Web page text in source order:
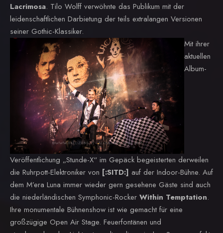
Lacrimosa. Tilo Wolff verwöhnte das Publikum mit der
leidenschaftlichen Darbietung der teils extralangen Versionen
seiner Gothic-Klassiker.
Mit ihrer
aktuellen
Album-
Veröffentlichung „Stunde-X“ im Gepäck begeisterten derweilen
die Ruhrpott-Elektroniker von [:SITD:] auf der Indoor-Bühne. Auf
dem M’era Luna immer wieder gern gesehene Gäste sind auch
die niederländischen Symphonic-Rocker Within Temptation.
Ihre monumentale Bühnenshow ist wie gemacht für eine
großzügige Open Air Stage. Feuerfontänen und